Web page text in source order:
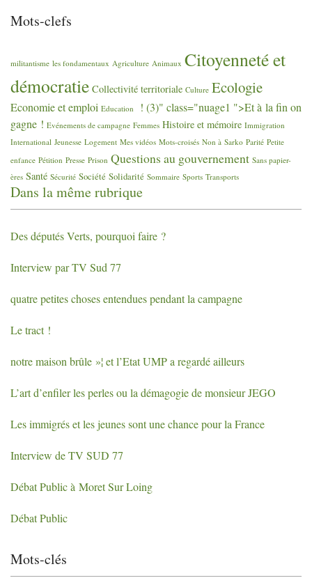
Mots-clefs
militantisme les fondamentaux Agriculture Animaux Citoyenneté et
démocratie Collectivité territoriale Culture Ecologie
Economie et emploi Education
! (3)" class="nuage1 ">Et à la fin on
gagne ! Evénements de campagne Femmes Histoire et mémoire Immigration
International Jeunesse Logement Mes vidéos Mots-croisés Non à Sarko Parité Petite
enfance Pétition Presse Prison Questions au gouvernement Sans papier-
ères Santé Sécurité Société Solidarité Sommaire Sports Transports
Dans la même rubrique
Des députés Verts, pourquoi faire ?
Interview parTV Sud 77
quatre petites choses entendues pendant la campagne
Le tract !
notre maison brûle »¦ et l’EtatUMPa regardé ailleurs
L’art d’enfiler les perles ou la démagogie de monsieurJEGO
Les immigrés et les jeunes sont une chance pour la France
Interview deTV SUD 77
Débat Public à Moret Sur Loing
Débat Public
Mots-clés